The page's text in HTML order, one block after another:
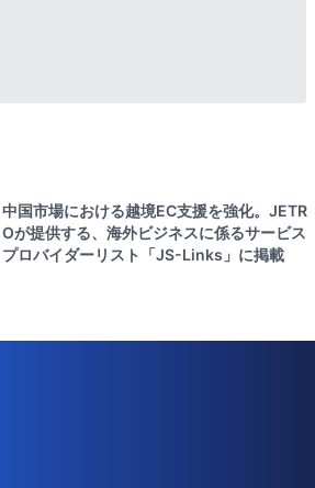
中国市場における越境EC支援を強化。JETR
Oが提供する、海外ビジネスに係るサービス
プロバイダーリスト「JS-Links」に掲載